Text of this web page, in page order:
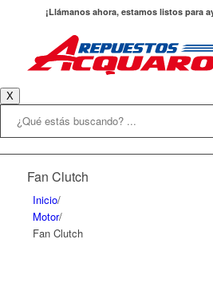
¡Llámanos ahora, estamos listos para
X
Fan Clutch
Inicio/
Motor/
Fan Clutch